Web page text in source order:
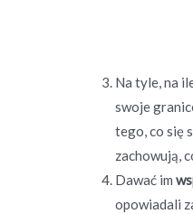
Na tyle, na
swoje
tego, co się
zachowują,
Dawać im
opowiadali